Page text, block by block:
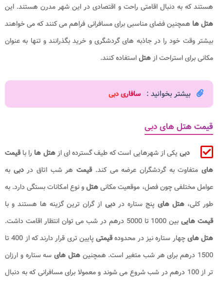
هستند که به دنبال اقامتی راحت و اقتصادی در این شهر مدرن هستند. این
هتل ها همچنین فضای مناسبی برای مسافرانی فراهم می کنند که می خواهند
بیشتر وقت خود را در جاذبه های گردشگری و خرید بگذرانند و تنها به عنوان
مکانی برای استراحت ازهتلاستفاده کنند.
بیشتر بخوانید : سافاری دبی
قیمت هتل های دبی
دبی یکی از شهرهایی است که طیف گسترده ای ازهتل ها را باقیمت
های متفاوت به گردشگران عرضه می کند.قیمت هر شب اتاق دردبی به
عوامل مختلفی چون فصل، موقعیت مکانیهتلو نوع امکانات بستگی دارد. به
طور کلی،هتل های پنج ستاره دردبی از گران ترین گزینه ها هستند و با
قیمت هایی بین 1000 تا 5000 درهم در شب می توان انتظار اقامت داشت.
هتل هایچهار ستاره نیز در محدودهقیمتی
پایین تری قرار دارند که از 400 تا
1500 درهم برای هر شب متغیر است. همچنین
هتل هایسه ستاره و ارزان
تر از 100 درهم در شب شروع می شوند و معمولا برای مسافرانی که به دنبال